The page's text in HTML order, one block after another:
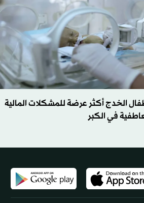
الخدج أكثر عرضة للمشكلات المالية
في الكبر